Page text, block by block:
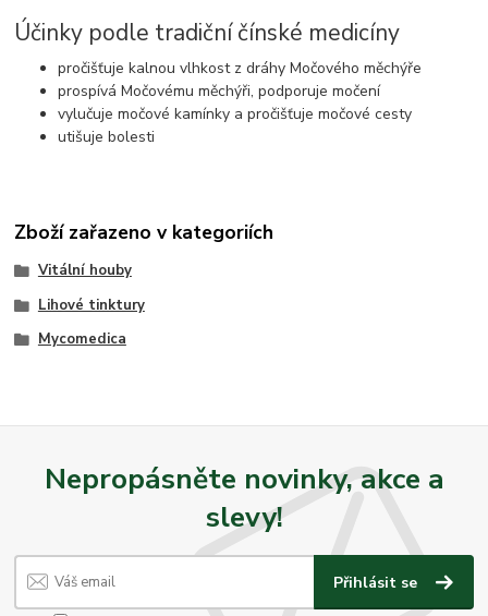
Účinky podle tradiční čínské medicíny
pročišťuje kalnou vlhkost z dráhy Močového měchýře
prospívá Močovému měchýři, podporuje močení
vylučuje močové kamínky a pročišťuje močové cesty
utišuje bolesti
Zboží zařazeno v kategoriích
Vitální houby
Lihové tinktury
Mycomedica
Nepropásněte novinky, akce a
slevy!
Přihlásit se